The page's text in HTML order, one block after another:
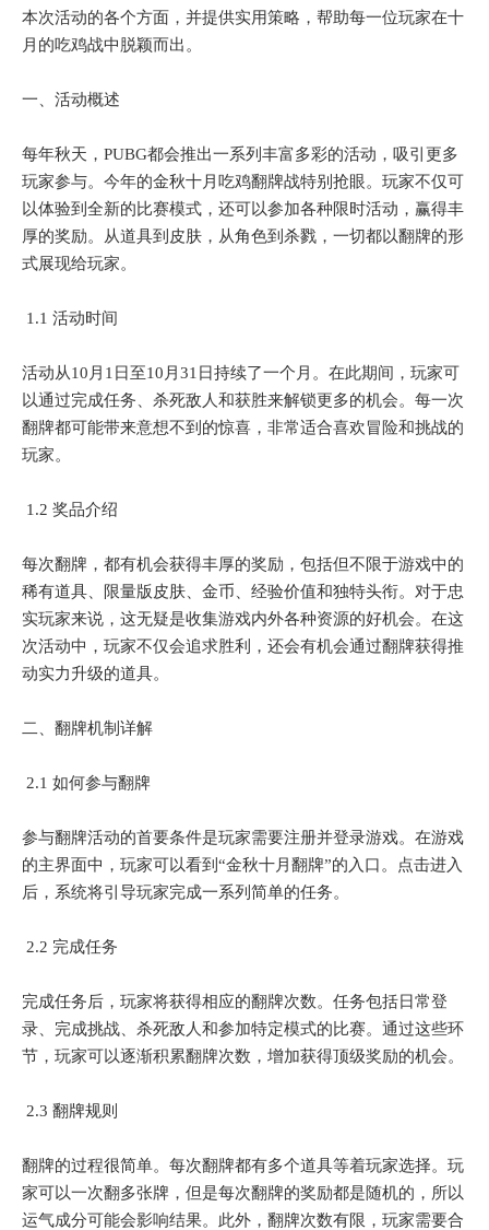
本次活动的各个方面，并提供实用策略，帮助每一位玩家在十
月的吃鸡战中脱颖而出。
一、活动概述
每年秋天，PUBG都会推出一系列丰富多彩的活动，吸引更多
玩家参与。今年的金秋十月吃鸡翻牌战特别抢眼。玩家不仅可
以体验到全新的比赛模式，还可以参加各种限时活动，赢得丰
厚的奖励。从道具到皮肤，从角色到杀戮，一切都以翻牌的形
式展现给玩家。
1.1 活动时间
活动从10月1日至10月31日持续了一个月。在此期间，玩家可
以通过完成任务、杀死敌人和获胜来解锁更多的机会。每一次
翻牌都可能带来意想不到的惊喜，非常适合喜欢冒险和挑战的
玩家。
1.2 奖品介绍
每次翻牌，都有机会获得丰厚的奖励，包括但不限于游戏中的
稀有道具、限量版皮肤、金币、经验价值和独特头衔。对于忠
实玩家来说，这无疑是收集游戏内外各种资源的好机会。在这
次活动中，玩家不仅会追求胜利，还会有机会通过翻牌获得推
动实力升级的道具。
二、翻牌机制详解
2.1 如何参与翻牌
参与翻牌活动的首要条件是玩家需要注册并登录游戏。在游戏
的主界面中，玩家可以看到“金秋十月翻牌”的入口。点击进入
后，系统将引导玩家完成一系列简单的任务。
2.2 完成任务
完成任务后，玩家将获得相应的翻牌次数。任务包括日常登
录、完成挑战、杀死敌人和参加特定模式的比赛。通过这些环
节，玩家可以逐渐积累翻牌次数，增加获得顶级奖励的机会。
2.3 翻牌规则
翻牌的过程很简单。每次翻牌都有多个道具等着玩家选择。玩
家可以一次翻多张牌，但是每次翻牌的奖励都是随机的，所以
运气成分可能会影响结果。此外，翻牌次数有限，玩家需要合